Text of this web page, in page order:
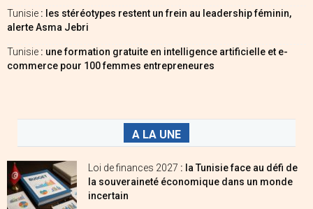
Tunisie : les stéréotypes restent un frein au leadership féminin,
alerte Asma Jebri
Tunisie : une formation gratuite en intelligence artificielle et e-
commerce pour 100 femmes entrepreneures
A LA UNE
Loi de finances 2027 : la Tunisie face au défi de
la souveraineté économique dans un monde
incertain